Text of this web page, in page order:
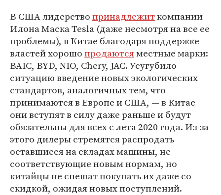
В США лидерствопринадлежиткомпании
Илона Маска Tesla (даже несмотря на все ее
проблемы), в Китае благодаря поддержке
властей хорошопродаютсяместные марки:
BAIC, BYD, NIO, Chery, JAC. Усугубило
ситуацию введение новых экологических
стандартов, аналогичных тем, что
принимаются в Европе и США, — в Китае
они вступят в силу даже раньше и будут
обязательны для всех с лета 2020 года. Из-за
этого дилеры стремятся распродать
оставшиеся на складах машины, не
соответствующие новым нормам, но
китайцы не спешат покупать их даже со
скидкой, ожидая новых поступлений.